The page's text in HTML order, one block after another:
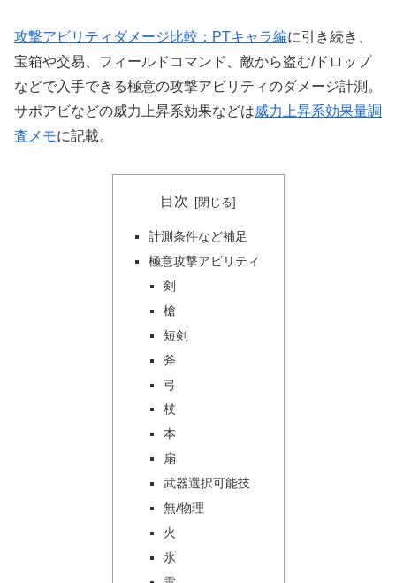
攻撃アビリティダメージ比較：PTキャラ編に引き続き、
宝箱や交易、フィールドコマンド、敵から盗む/ドロップ
などで入手できる極意の攻撃アビリティのダメージ計測。
サポアビなどの威力上昇系効果などは威力上昇系効果量調
査メモに記載。
目次
計測条件など補足
極意攻撃アビリティ
剣
槍
短剣
斧
弓
杖
本
扇
武器選択可能技
無/物理
火
氷